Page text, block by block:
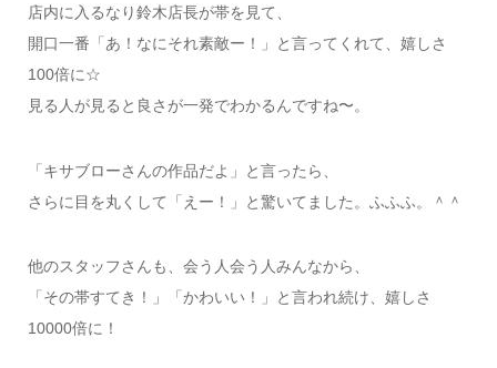
店内に入るなり鈴木店長が帯を見て、
開口一番「あ！なにそれ素敵ー！」と言ってくれて、嬉しさ
100倍に☆
見る人が見ると良さが一発でわかるんですね〜。
「キサブローさんの作品だよ」と言ったら、
さらに目を丸くして「えー！」と驚いてました。ふふふ。＾＾
他のスタッフさんも、会う人会う人みんなから、
「その帯すてき！」「かわいい！」と言われ続け、嬉しさ
10000倍に！